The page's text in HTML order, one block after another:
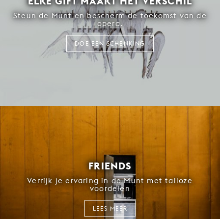
Steun de Munt en bescherm de toekomst van de
opera.
DOE EEN SCHENKING
FRIENDS
Verrijk je ervaring in de Munt met talloze
voordelen
LEES MEER